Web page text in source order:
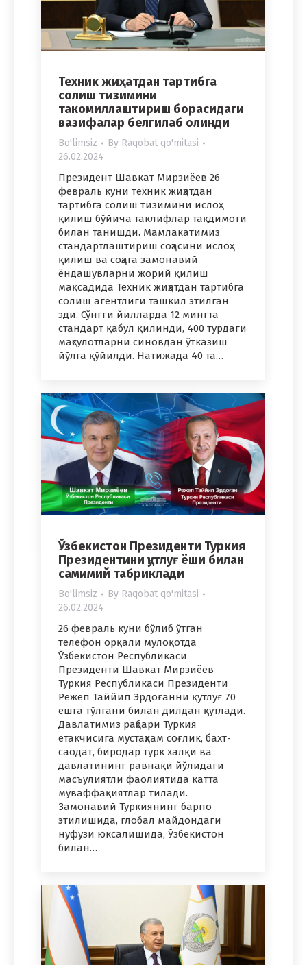
Техник жиҳатдан тартибга
солиш тизимини
такомиллаштириш борасидаги
вазифалар белгилаб олинди
Bo'limsiz By Raqobat qo'mitasi
26.02.2024
Президент Шавкат Мирзиёев 26
февраль куни техник жиҳатдан
тартибга солиш тизимини ислоҳ
қилиш бўйича таклифлар тақдимоти
билан танишди. Мамлакатимиз
стандартлаштириш соҳасини ислоҳ
қилиш ва соҳага замонавий
ёндашувларни жорий қилиш
мақсадида Техник жиҳатдан тартибга
солиш агентлиги ташкил этилган
эди. Сўнгги йилларда 12 мингта
стандарт қабул қилинди, 400 турдаги
маҳсулотларни синовдан ўтказиш
йўлга қўйилди. Натижада 40 та…
Ўзбекистон Президенти Туркия
Президентини қутлуғ ёши билан
самимий табриклади
Bo'limsiz By Raqobat qo'mitasi
26.02.2024
26 февраль куни бўлиб ўтган
телефон орқали мулоқотда
Ўзбекистон Республикаси
Президенти Шавкат Мирзиёев
Туркия Республикаси Президенти
Режеп Таййип Эрдоғанни қутлуғ 70
ёшга тўлгани билан дилдан қутлади.
Давлатимиз раҳбари Туркия
етакчисига мустаҳкам соғлик, бахт-
саодат, биродар турк халқи ва
давлатининг равнақи йўлидаги
масъулиятли фаолиятида катта
муваффақиятлар тилади.
Замонавий Туркиянинг барпо
этилишида, глобал майдондаги
нуфузи юксалишида, Ўзбекистон
билан…